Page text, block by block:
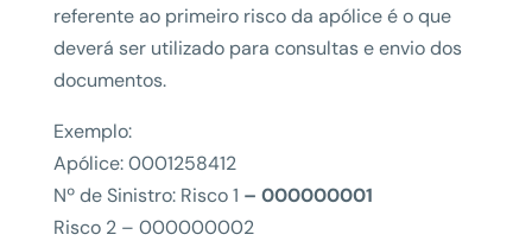
referente ao primeiro risco da apólice é o que
deverá ser utilizado para consultas e envio dos
documentos.
Exemplo:
Apólice: 0001258412
Nº de Sinistro: Risco 1 – 000000001
Risco 2 – 000000002